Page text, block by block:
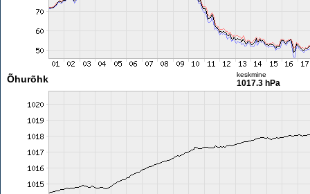
Õhurõhk keskmine
1017.3 hPa